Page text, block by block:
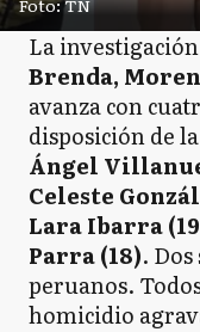
La
Brenda,
avanza con
disposición de
Ángel
Celeste
Lara Ibarra
Parra (18).
peruanos.
homicidio